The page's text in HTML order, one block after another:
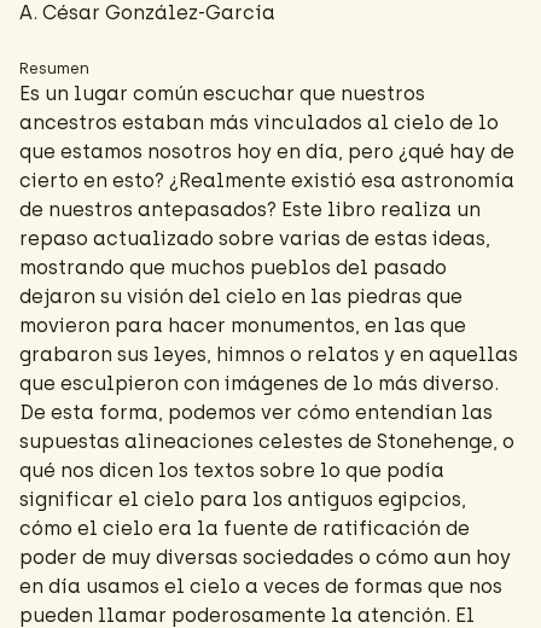
A. César González-García
Resumen
Es un lugar común escuchar que nuestros
ancestros estaban más vinculados al cielo de lo
que estamos nosotros hoy en día, pero ¿qué hay de
cierto en esto? ¿Realmente existió esa astronomía
de nuestros antepasados? Este libro realiza un
repaso actualizado sobre varias de estas ideas,
mostrando que muchos pueblos del pasado
dejaron su visión del cielo en las piedras que
movieron para hacer monumentos, en las que
grabaron sus leyes, himnos o relatos y en aquellas
que esculpieron con imágenes de lo más diverso.
De esta forma, podemos ver cómo entendían las
supuestas alineaciones celestes de Stonehenge, o
qué nos dicen los textos sobre lo que podía
significar el cielo para los antiguos egipcios,
cómo el cielo era la fuente de ratificación de
poder de muy diversas sociedades o cómo aun hoy
en día usamos el cielo a veces de formas que nos
pueden llamar poderosamente la atención. El